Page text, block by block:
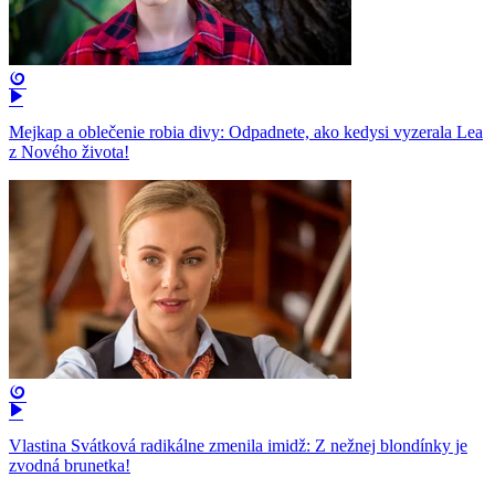
Mejkap a oblečenie robia divy: Odpadnete, ako kedysi vyzerala Lea
z Nového života!
Vlastina Svátková radikálne zmenila imidž: Z nežnej blondínky je
zvodná brunetka!